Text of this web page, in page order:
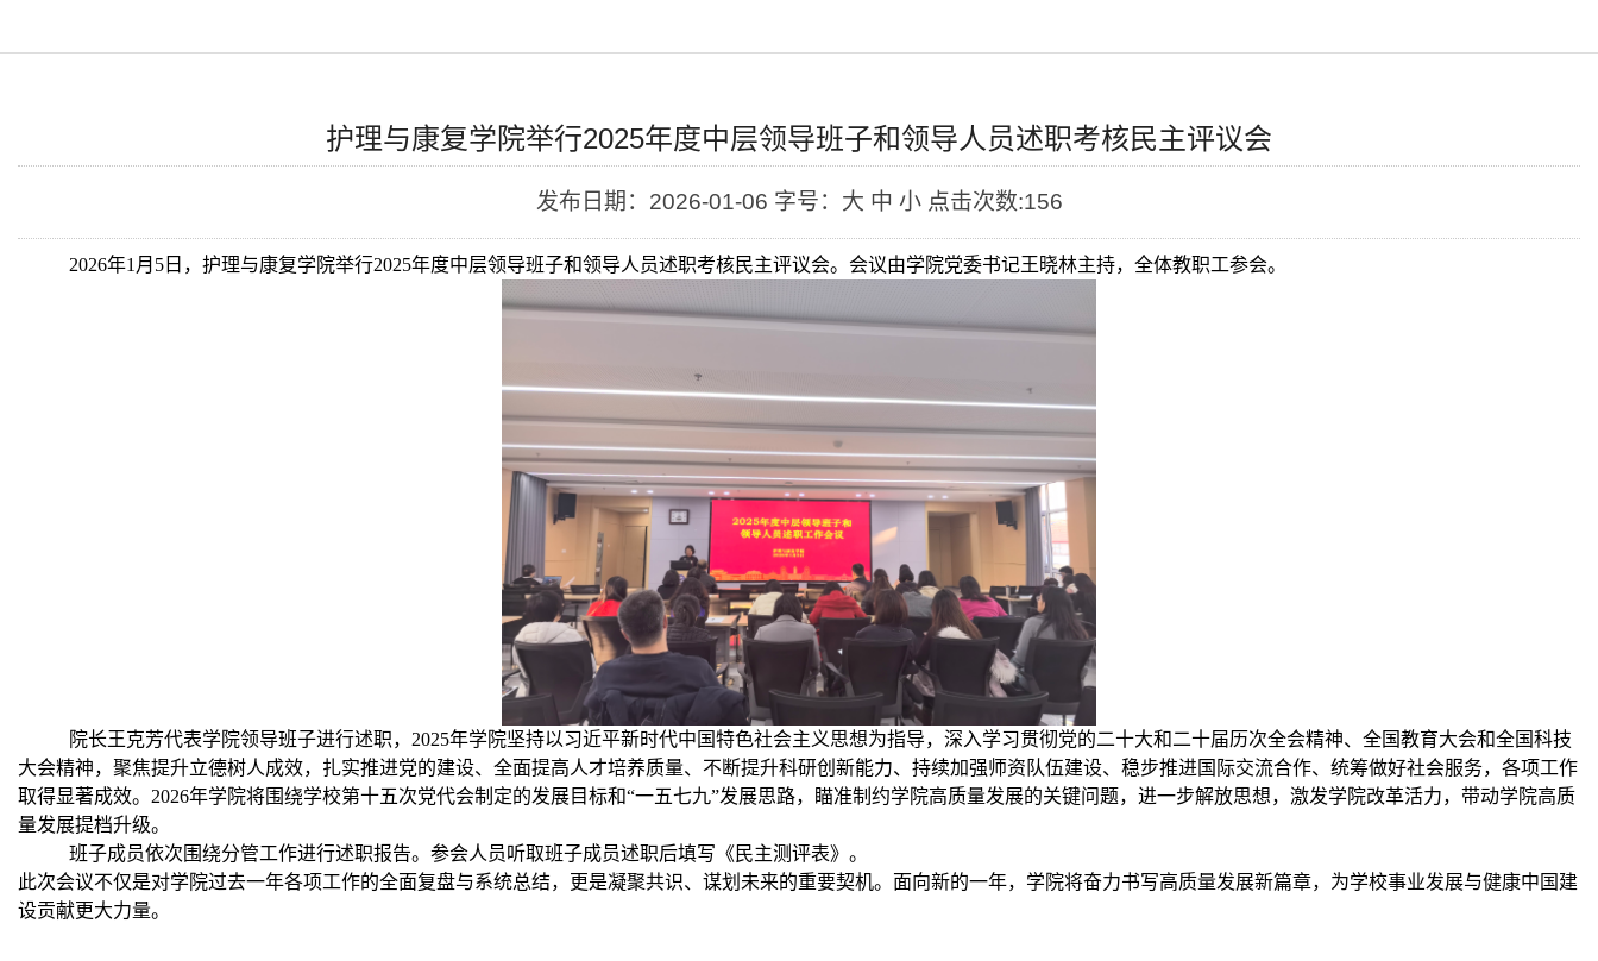
护理与康复学院举行2025年度中层领导班子和领导人员述职考核民主评议会
发布日期：2026-01-06 字号：大 中 小 点击次数:156
2026年1 月 5 日，护理与康复学院举行2025年度中层领导班子和领导人员述职考核民主评议会。会议由学院党委书记王晓林主持，全体教职工参会。
院长王克芳代表学院领导班子进行述职， 2025年学院坚持以习近平新时代中国特色社会主义思想为指导，深入学习贯彻党的二十大和二十届历次全会精神、全国教育大会和全国科技
大会精神，聚焦提升立德树人成效，扎实推进党的建设、全面提高人才培养质量、不断提升科研创新能力、持续加强师资队伍建设、稳步推进国际交流合作、统筹做好社会服务，各项工作
取得显著成效。 2026年学院将围绕学校第十五次党代会制定的发展目标和“一五七九”发展思路，瞄准制约学院高质量发展的关键问题，进一步解放思想，激发学院改革活力，带动学院高质
量发展提档升级。
班子成员依次围绕分管工作进行述职报告。参会人员听取班子成员述职后填写《民主测评表》。
此次会议不仅是对学院过去一年各项工作的全面复盘与系统总结，更是凝聚共识、谋划未来的重要契机。面向新的一年，学院将奋力书写高质量发展新篇章，为学校事业发展与健康中国建
设贡献更大力量。